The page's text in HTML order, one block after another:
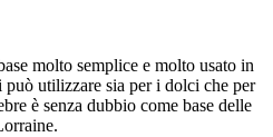
molto semplice e molto usato in
può utilizzare sia per i dolci che per
è senza dubbio come base delle